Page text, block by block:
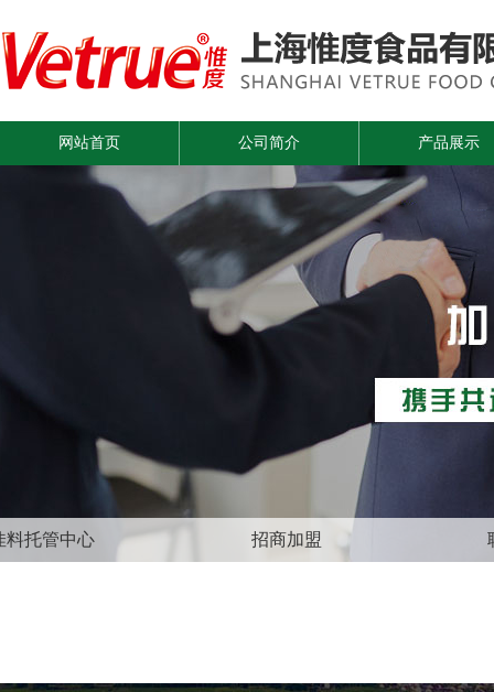
网站首页 公司简介 产品展示
料托管中心 招商加盟